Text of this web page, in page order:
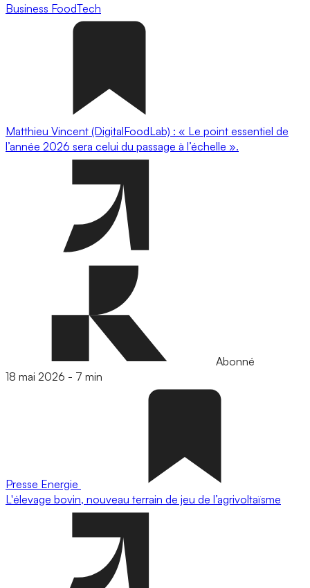
Business FoodTech
Matthieu Vincent (DigitalFoodLab) : « Le point essentiel de
l’année 2026 sera celui du passage à l’échelle ».
Abonné
18 mai 2026 - 7 min
Presse Energie
L'élevage bovin, nouveau terrain de jeu de l’agrivoltaïsme